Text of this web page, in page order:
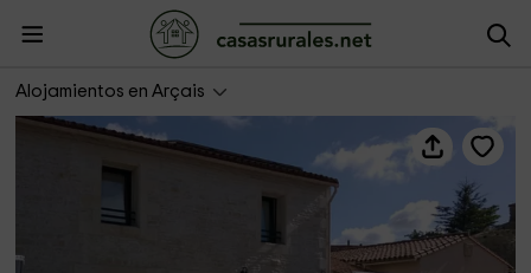
Alojamientos en Arçais
Domaine du Canal- Gîte du Tilleul